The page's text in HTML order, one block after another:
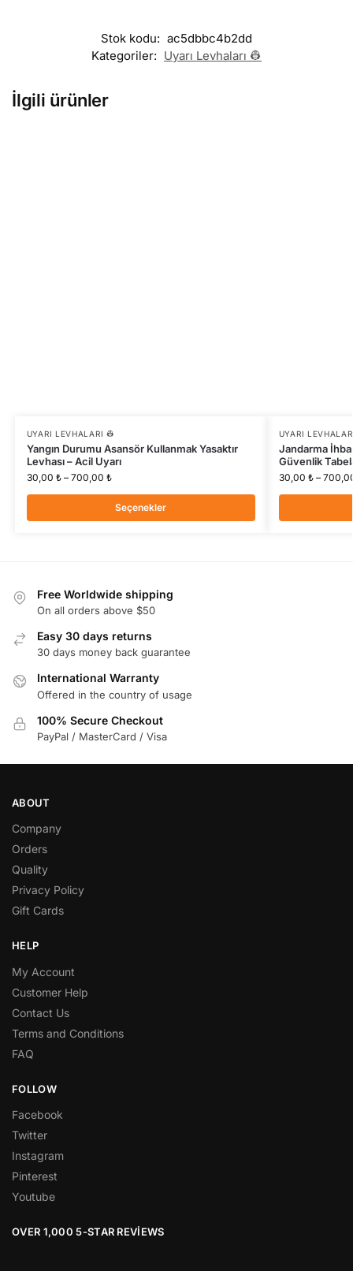
Stok kodu: ac5dbbc4b2dd
Kategoriler: Uyarı Levhaları 👷
İlgili ürünler
UYARI LEVHALARI 👷
Yangın Durumu Asansör Kullanmak Yasaktır
Levhası – Acil Uyarı
30,00 ₺ – 700,00 ₺
Seçenekler
UYARI
Jandarma
Güvenlik
30,00 ₺ –
Free Worldwide shipping
On all orders above $50
Easy 30 days returns
30 days money back guarantee
International Warranty
Offered in the country of usage
100% Secure Checkout
PayPal / MasterCard / Visa
ABOUT
Company
Orders
Quality
Privacy Policy
Gift Cards
HELP
My Account
Customer Help
Contact Us
Terms and Conditions
FAQ
FOLLOW
Facebook
Twitter
Instagram
Pinterest
Youtube
OVER 1,000 5-STAR REVIEWS